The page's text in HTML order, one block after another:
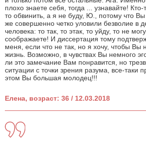
плохо знаете себя, тогда ... узнавайте!
то обвинить, а я не буду, Ю., потому что
же совершенно четко уловили безволие в
человека: то так, то этак, то уйду, то не
соображаете! И диссертация тому
меня, если что не так, но я хочу, чтобы Вы
жизнь. Возможно, в чувствах Вы немного
ли это замечание Вам понравится, но
ситуации с точки зрения разума, все-таки
этом Вы большая молодец!!!
Елена, возраст: 36 / 12.03.2018